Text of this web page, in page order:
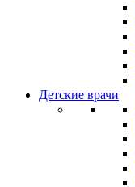
Детские врачи